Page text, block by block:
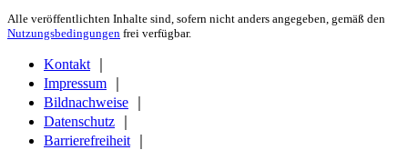
Alle veröffentlichten Inhalte sind, sofern nicht anders angegeben, gemäß den
Nutzungsbedingungen frei verfügbar.
Kontakt
Impressum
Bildnachweise
Datenschutz
Barrierefreiheit